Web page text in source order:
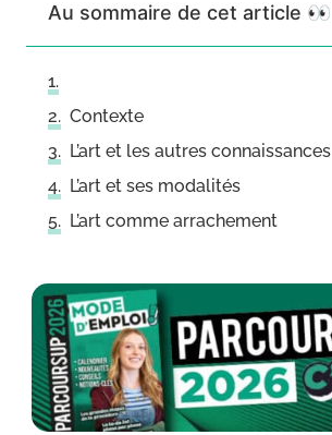
Au sommaire de cet article 👀
Contexte
L’art et les autres connaissances
L’art et ses modalités
L’art comme arrachement